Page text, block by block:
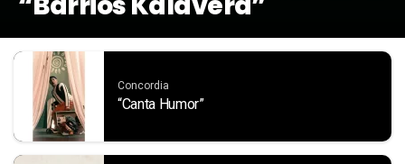
Concordia
“Canta Humor”